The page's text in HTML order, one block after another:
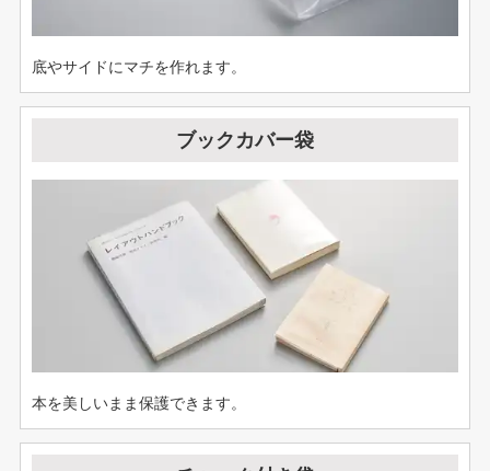
底やサイドにマチを作れます。
ブックカバー袋
本を美しいまま保護できます。